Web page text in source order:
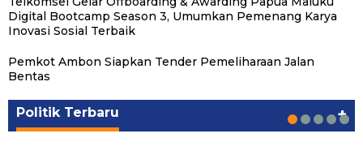
Digital Bootcamp Season 3, Umumkan Pemenang Karya
Inovasi Sosial Terbaik
Pemkot Ambon Siapkan Tender Pemeliharaan Jalan
Bentas
Politik Terbaru +
Michael Wattimena : Blok Masela Mulai
Politik | Juni 24, 2026
Putra Maluku Pimpin Penegakan Hukum ESDM,
Politik | Juni 24, 2026
Milad ke-24 PKS Maluku, Ratusan Warga
Politik | Mei 17, 2026
PKS Targetkan Peningkatan Kursi Legislatif
Politik | Agustus 24, 2025
Gubernur Maluku Harap PKS Terus
Politik | Agustus 24, 2025